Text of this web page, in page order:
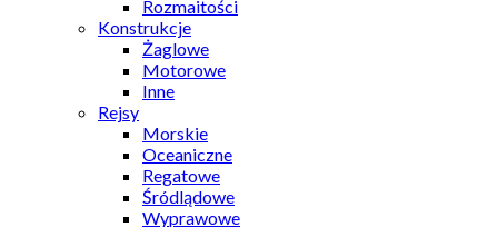
Rozmaitości
Konstrukcje
Żaglowe
Motorowe
Inne
Rejsy
Morskie
Oceaniczne
Regatowe
Śródlądowe
Wyprawowe